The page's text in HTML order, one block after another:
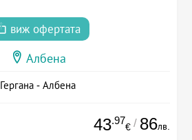
виж офертата
Албена
Гергана - Албена
43.97
€ / 86лв.